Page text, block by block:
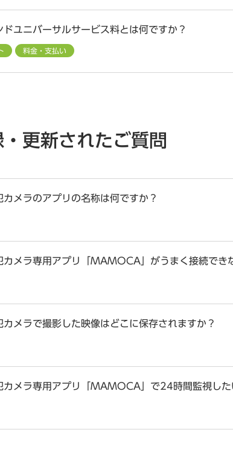
ドユニバーサルサービス料とは何ですか？
料金・支払い
更新されたご質問
カメラのアプリの名称は何ですか？
カメラ専用アプリ「MAMOCA」がうまく接続でき
カメラで撮影した映像はどこに保存されますか？
カメラ専用アプリ「MAMOCA」で24時間監視した